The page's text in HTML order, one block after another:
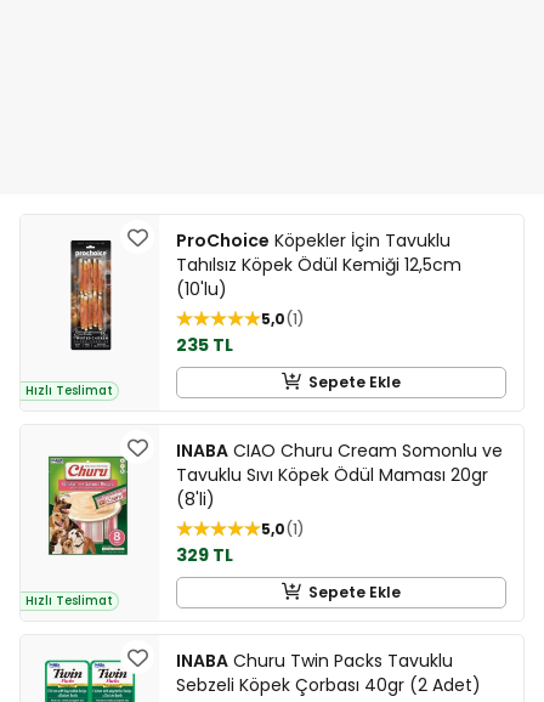
Hızlı Teslimat
ProChoice Köpekler İçin Tavuklu
Tahılsız Köpek Ödül Kemiği 12,5cm
(10'lu)
5,0 1
235 TL
Sepete Ekle
Hızlı Teslimat
INABA CIAO Churu Cream Somonlu ve
Tavuklu Sıvı Köpek Ödül Maması 20gr
(8'li)
5,0 1
329 TL
Sepete Ekle
INABA Churu Twin Packs Tavuklu
Sebzeli Köpek Çorbası 40gr (2 Adet)